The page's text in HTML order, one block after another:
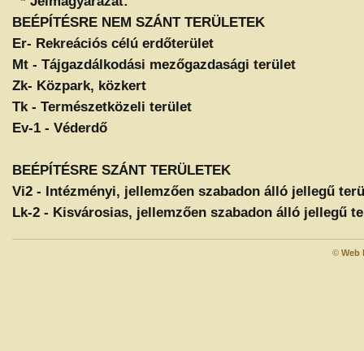
BEÉPÍTÉSRE NEM SZÁNT TERÜLETEK
Er- Rekreációs célú erdőterület
Mt - Tájgazdálkodási mezőgazdasági terület
Zk- Közpark, közkert
Tk - Természetközeli terület
Ev-1 - Véderdő
BEÉPÍTÉSRE SZÁNT TERÜLETEK
Vi2 - Intézményi, jellemzően szabadon álló jellegű
Lk-2 - Kisvárosias, jellemzően szabadon álló jellegű
©Web